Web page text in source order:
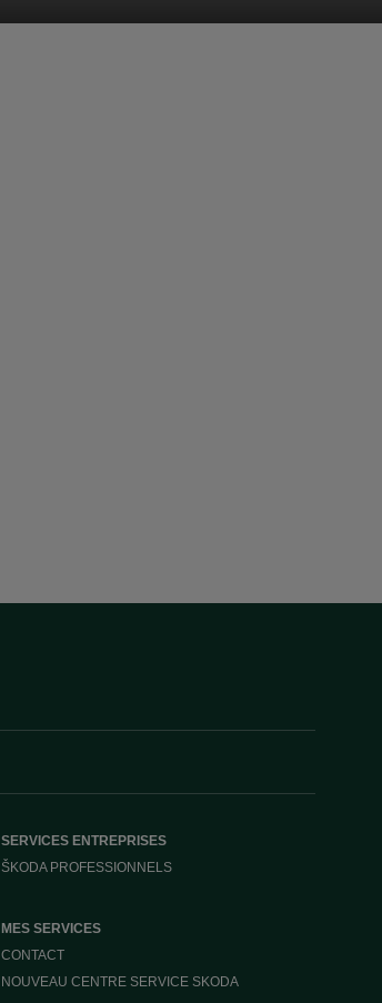
SERVICES ENTREPRISES
ŠKODA PROFESSIONNELS
MES SERVICES
CONTACT
NOUVEAU CENTRE SERVICE SKODA